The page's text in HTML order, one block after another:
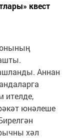
квест
Аннан
ителде,
юнәлеше
хәл